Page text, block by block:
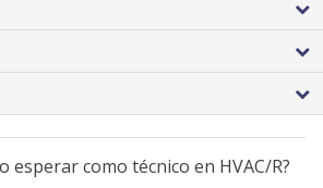
esperar como técnico en HVAC/R?